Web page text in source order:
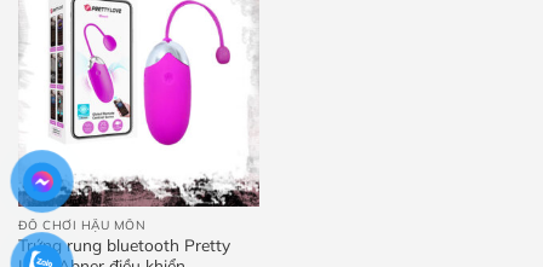
ĐỒ CHƠI HẬU MÔN
Trứng rung bluetooth Pretty